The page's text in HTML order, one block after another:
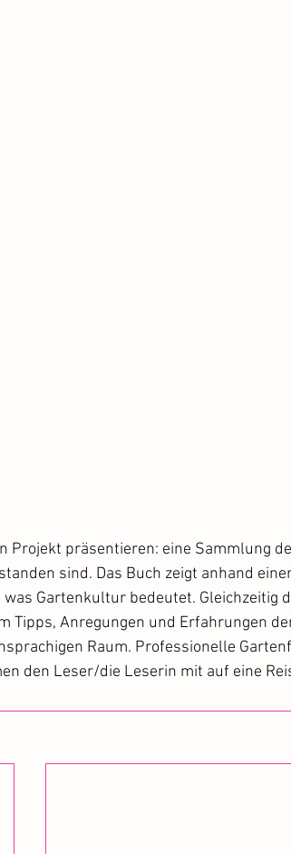
Projekt präsentieren: eine Sammlung
sind. Das Buch zeigt anhand
Gartenkultur bedeutet. Gleichzeitig
Tipps, Anregungen und Erfahrungen
Raum. Professionelle
den Leser/die Leserin mit auf eine